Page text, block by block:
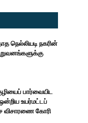
நெல்லியடி நகரின்
பார்வையிட
உயர்மட்டப்
விசாரணை கோரி